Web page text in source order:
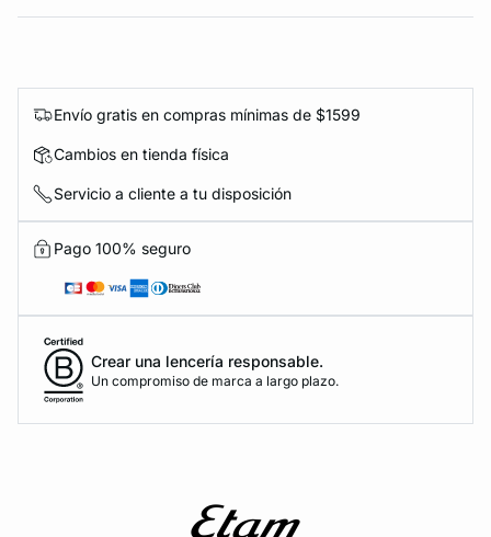
Envío gratis en compras mínimas de $1599
Cambios en tienda física
Servicio a cliente a tu disposición
Pago 100% seguro
Crear una lencería responsable.
Un compromiso de marca a largo plazo.